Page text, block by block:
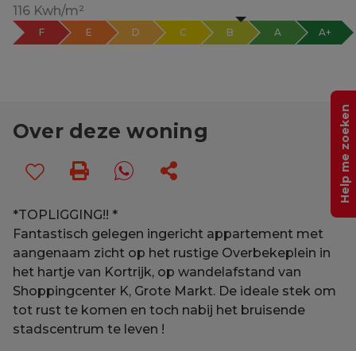
116 Kwh/m²
F E D C B A A+
Over deze woning
*TOPLIGGING!! *
Fantastisch gelegen ingericht appartement met
aangenaam zicht op het rustige Overbekeplein in
het hartje van Kortrijk, op wandelafstand van
Shoppingcenter K, Grote Markt. De ideale stek om
tot rust te komen en toch nabij het bruisende
stadscentrum te leven !
Help me zoeken